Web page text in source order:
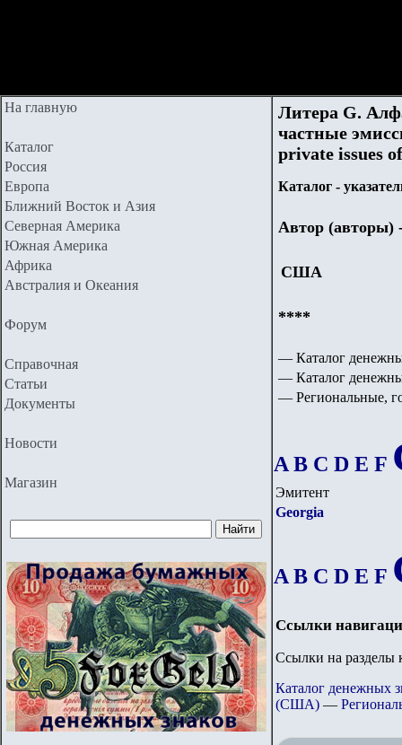
На главную
Каталог
Россия
Европа
Ближний Восток и Азия
Северная Америка
Южная Америка
Африка
Австралия и Океания
Форум
Справочная
Статьи
Документы
Новости
Магазин
Литера G.
частные
private issues
Каталог -
Автор (авторы)
США
****
— Каталог
— Каталог
— Региональные,
A B C D E F
Эмитент
Georgia
A B C D E F
Ссылки
Ссылки на разделы
Каталог денежных
(США) —